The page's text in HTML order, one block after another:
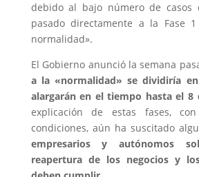
debido al bajo número de casos
pasado directamente a la Fase
normalidad».
El Gobierno anunció la semana
a la «normalidad» se dividiría
alargarán en el tiempo hasta el 8
explicación de estas fases,
condiciones, aún ha suscitado
empresarios y autónomos
reapertura de los negocios y